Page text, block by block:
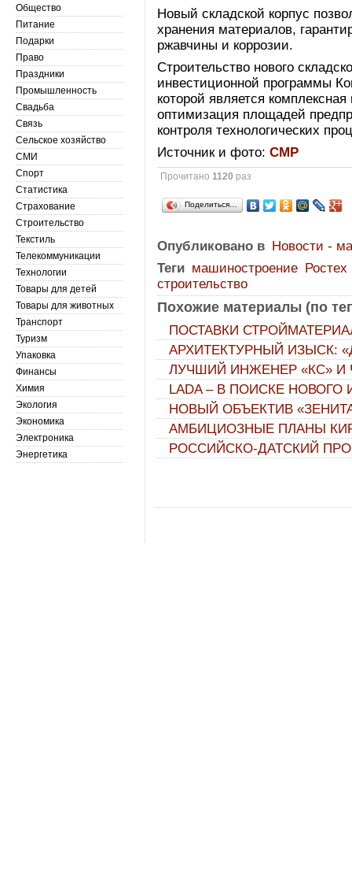
Новый складской корпус
хранения материалов,
ржавчины и коррозии.
Строительство нового
инвестиционной программы
которой является
оптимизация площадей
контроля технологических
Источник и фото:СМР
Прочитано1120 раз
Поделиться…
Опубликовано в Новости -
Теги машиностроение Ростех
строительство
Похожие материалы (по
ПОСТАВКИ
АРХИТЕКТУРНЫЙ ИЗЫСК:
ЛУЧШИЙ ИНЖЕНЕР «КС» И
LADA – В ПОИСКЕ НОВОГО
НОВЫЙ ОБЪЕКТИВ
АМБИЦИОЗНЫЕ ПЛАНЫ
РОССИЙСКО-ДАТСКИЙ
Общество
Питание
Подарки
Право
Праздники
Промышленность
Свадьба
Связь
Сельское хозяйство
СМИ
Спорт
Статистика
Страхование
Строительство
Текстиль
Телекоммуникации
Технологии
Товары для детей
Товары для животных
Транспорт
Туризм
Упаковка
Финансы
Химия
Экология
Экономика
Электроника
Энергетика